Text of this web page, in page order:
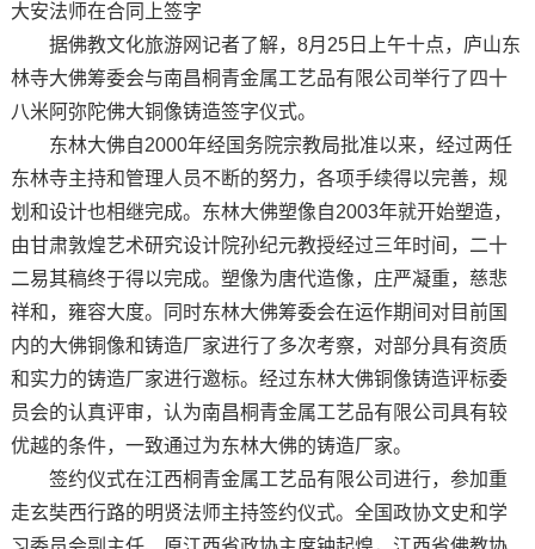
大安法师在合同上签字
据佛教文化旅游网记者了解，8月25日上午十点，庐山东
林寺大佛筹委会与南昌桐青金属工艺品有限公司举行了四十
八米阿弥陀佛大铜像铸造签字仪式。
东林大佛自2000年经国务院宗教局批准以来，经过两任
东林寺主持和管理人员不断的努力，各项手续得以完善，规
划和设计也相继完成。东林大佛塑像自2003年就开始塑造，
由甘肃敦煌艺术研究设计院孙纪元教授经过三年时间，二十
二易其稿终于得以完成。塑像为唐代造像，庄严凝重，慈悲
祥和，雍容大度。同时东林大佛筹委会在运作期间对目前国
内的大佛铜像和铸造厂家进行了多次考察，对部分具有资质
和实力的铸造厂家进行邀标。经过东林大佛铜像铸造评标委
员会的认真评审，认为南昌桐青金属工艺品有限公司具有较
优越的条件，一致通过为东林大佛的铸造厂家。
签约仪式在江西桐青金属工艺品有限公司进行，参加重
走玄奘西行路的明贤法师主持签约仪式。全国政协文史和学